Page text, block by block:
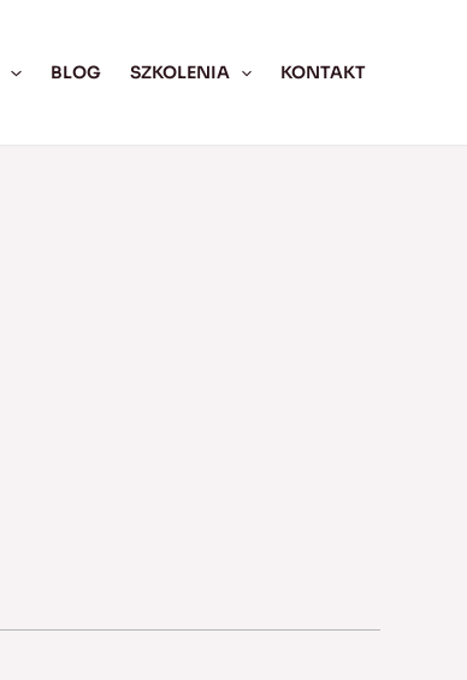
BLOG SZKOLENIA KONTAKT